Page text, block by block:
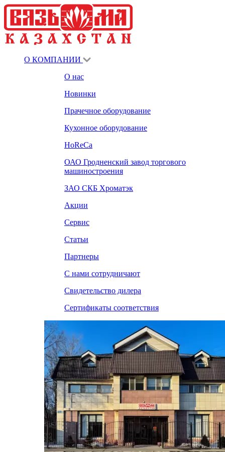
О КОМПАНИИ
О нас
Новинки
Прачечное оборудование
Кухонное оборудование
HoReCa
ОАО Гродненский завод торгового
машиностроения
ЗАО СКБ Хроматэк
Акции
Сервис
Статьи
Партнеры
С нами сотрудничают
Свидетельство дилера
Сертификаты соответствия